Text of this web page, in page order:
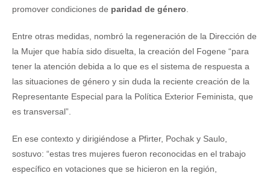
promover condiciones de paridad de género.
Entre otras medidas, nombró la regeneración de la Dirección de
la Mujer que había sido disuelta, la creación del Fogene “para
tener la atención debida a lo que es el sistema de respuesta a
las situaciones de género y sin duda la reciente creación de la
Representante Especial para la Política Exterior Feminista, que
es transversal”.
En ese contexto y dirigiéndose a Pfirter, Pochak y Saulo,
sostuvo: “estas tres mujeres fueron reconocidas en el trabajo
específico en votaciones que se hicieron en la región,